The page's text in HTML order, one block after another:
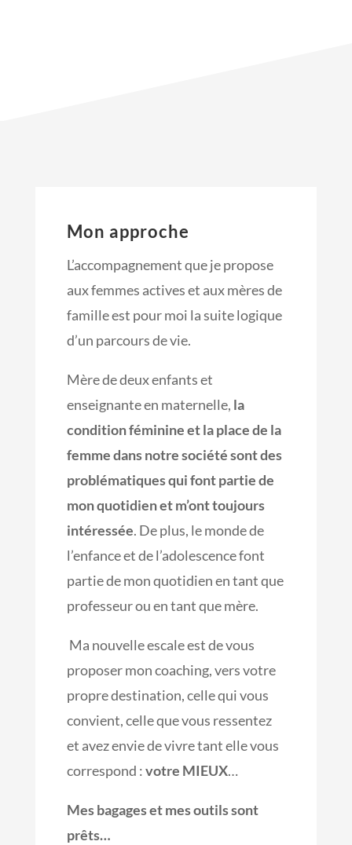
Mon approche
L’accompagnement que je propose
aux femmes actives et aux mères de
famille est pour moi la suite logique
d’un parcours de vie.
Mère de deux enfants et
enseignante en maternelle, la
condition féminine et la place de la
femme dans notre société sont des
problématiques qui font partie de
mon quotidien et m’ont toujours
intéressée. De plus, le monde de
l’enfance et de l’adolescence font
partie de mon quotidien en tant que
professeur ou en tant que mère.
Ma nouvelle escale est de vous
proposer mon coaching, vers votre
propre destination, celle qui vous
convient, celle que vous ressentez
et avez envie de vivre tant elle vous
correspond :votre MIEUX…
Mes bagages et mes outils sont
prêts…